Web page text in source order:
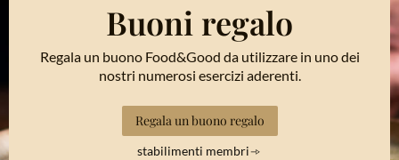
Buoni regalo
Regala un buono Food&Good da utilizzare in uno dei
nostri numerosi esercizi aderenti.
Regala un buono regalo
stabilimenti membri